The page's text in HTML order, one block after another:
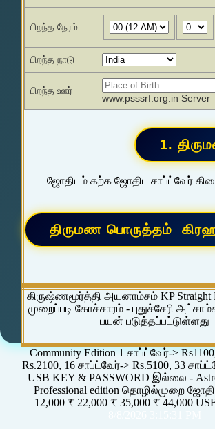
பிறந்த நேரம்
பிறந்த நாடு
பிறந்த ஊர்
www.psssrf.org.in Server
ஜோதிடம் கற்க ஜோதிட சாப்ட்வேர்
கிருஷ்ணமூர்த்தி அயனாம்சம் KP Straight
முறைப்படி கோச்சாரம் - புதுச்சேரி
பயன் படுத்தப்பட்டுள்ளது
Community Edition 1 சாப்ட்வேர்->
Rs.2100, 16 சாப்ட்வேர்-> Rs.5100, 33
USB KEY & PASSWORD இல்லை -
Professional edition தொழில்முறை
12,000 ₹ 22,000 ₹ 35,000 ₹ 44,000